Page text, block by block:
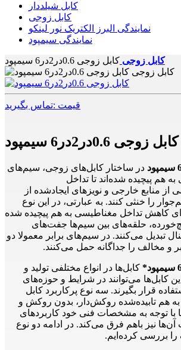
کابل شیلددار
کابل زوجی
نمایندگی البرز الکتریک نور لینکو
نمایندگی سیمپود
کابل زوجی کابل زوجی 0.6در2در6 سیمپود
قیمت :تماس بگیرید
کابل زوجی 0.6در2در6 سیمپود
در ساختار کابل‌های زوجی، سیم‌های
هم پیچیده شده‌اند تا تداخل
از منابع خارجی و نویزهای ایجادشده از
را خنثی کنند. به عبارتی، در این نوع
کاهش تداخل مغناطیسی به هم پیچیده شده
حلقه‌های بین سیم‌ها جفت‌های
تبدیل می‌کنند. در سیم‌های برابر معمولا دو
و مخالف را جداگانه حمل می‌کنند.
کابل‌ها در انواع مختلفی تولید و
کابل‌ها می‌توانند در شرایط و حوزه‌های
قرار بگیرند. سه نوع پرکاربرد کابل
به هم تابیده‌شده روکش‌دار، بدون روکش و
با توجه به مشخصات فنی خود کاربردهای
آن‌ها نیز باهم فرق می‌کند. در ادامه دو نوع
بررسی کرده‌ایم.